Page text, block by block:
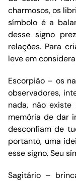
charmosos, os
símbolo é a
desse signo
relações. Para
leve em
Escorpião – os
observadores,
nada, não
memória de dar
desconfiam de
portanto, uma
esse signo. Seu
Sagitário –